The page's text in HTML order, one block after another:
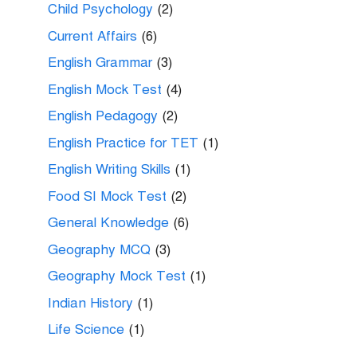
Child Psychology (2)
Current Affairs (6)
English Grammar(3)
English Mock Test (4)
English Pedagogy (2)
English Practice for TET (1)
English Writing Skills (1)
Food SI Mock Test (2)
General Knowledge (6)
Geography MCQ (3)
Geography Mock Test (1)
Indian History (1)
Life Science (1)